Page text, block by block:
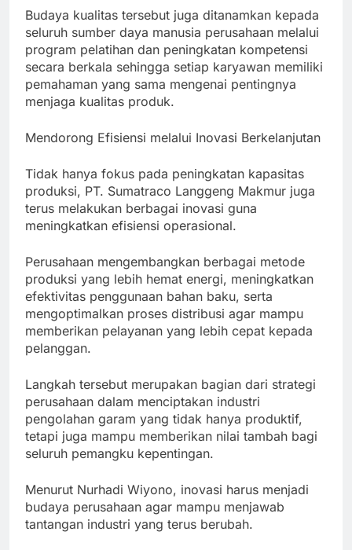
Budaya kualitas tersebut juga ditanamkan kepada
seluruh sumber daya manusia perusahaan melalui
program pelatihan dan peningkatan kompetensi
secara berkala sehingga setiap karyawan memiliki
pemahaman yang sama mengenai pentingnya
menjaga kualitas produk.
Mendorong Efisiensi melalui Inovasi Berkelanjutan
Tidak hanya fokus pada peningkatan kapasitas
produksi, PT. Sumatraco Langgeng Makmur juga
terus melakukan berbagai inovasi guna
meningkatkan efisiensi operasional.
Perusahaan mengembangkan berbagai metode
produksi yang lebih hemat energi, meningkatkan
efektivitas penggunaan bahan baku, serta
mengoptimalkan proses distribusi agar mampu
memberikan pelayanan yang lebih cepat kepada
pelanggan.
Langkah tersebut merupakan bagian dari strategi
perusahaan dalam menciptakan industri
pengolahan garam yang tidak hanya produktif,
tetapi juga mampu memberikan nilai tambah bagi
seluruh pemangku kepentingan.
Menurut Nurhadi Wiyono, inovasi harus menjadi
budaya perusahaan agar mampu menjawab
tantangan industri yang terus berubah.